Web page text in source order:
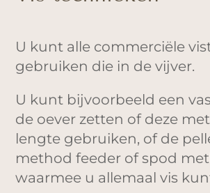
U kunt alle commerciële
gebruiken die in de vijver.
U kunt bijvoorbeeld een
de oever zetten of deze
lengte gebruiken, of de
method feeder of spod
waarmee u allemaal vis